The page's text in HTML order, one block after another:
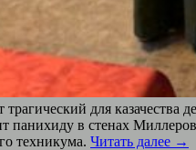
для казачества
панихиду в стенах
техникума. Читать далее →